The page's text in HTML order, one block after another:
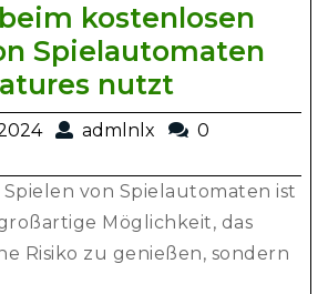
kostenlosen
Spielautomaten
nutztWie
man
Spielen
von
December
2024
admlnlx admlnlx
0
Spielen von Spielautomaten ist
Möglichkeit, das
Risiko zu genießen, sondern